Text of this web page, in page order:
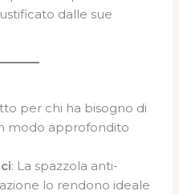
dalle sue
per chi ha bisogno di
modo approfondito
: La spazzola anti-
lo rendono ideale